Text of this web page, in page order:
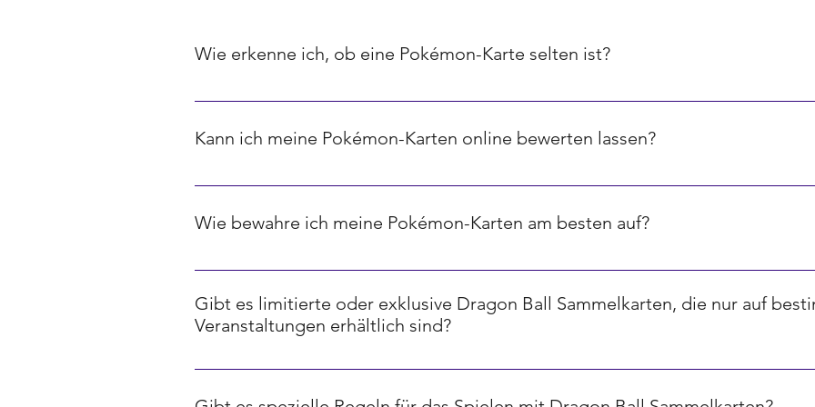
Wie erkenne ich, ob eine Pokémon-Karte selten ist?
Seltenheit bei Pokémon-Karten wird oft durch ein Symbol in der unteren rechten Ecke
Kann ich meine Pokémon-Karten online bewerten lassen?
Ja, es gibt verschiedene Online-Plattformen und Tools, die dir helfen können, den Wert deiner
Wie bewahre ich meine Pokémon-Karten am besten auf?
Um deine Pokémon-Karten optimal zu schützen, empfehlen wir die Verwendung von
aufzubewahren, um ihre Qualität langfristig zu erhalten.
Gibt es limitierte oder exklusive Dragon Ball Sammelkarten, die nur auf
Veranstaltungen erhältlich sind?
Ja, viele Dragon Ball Sammelkartenspiele veröffentlichen limitierte oder exklusive Karten, die